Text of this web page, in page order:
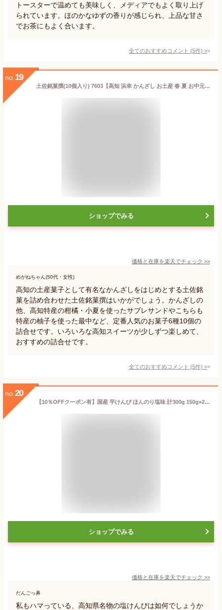
トースターで温めても美味しく、メディアでもよく取り上げ
られています。ほのかなゆずの香りが感じられ、上品な甘さ
でお茶にもよく合います。
全てのおすすめコメント (5件) >
no. 19
土佐銘菓撰(10個入り) 7603【高知 浜幸 かんざし お土産 春 夏 お中元 引越 退職 転勤 ご挨拶 贈答 ギフト 内祝 ギフト 菓子 のし 個包装】
ショップでみる
価格と在庫を楽天でチェック >>
めがねちゃん(50代・女性)
高知の土産菓子として有名なかんざしをはじめとする土佐銘
菓を詰め合わせた土佐銘菓撰はいかがでしょう。かんざしの
他、高知特産の柑橘・小夏を使ったサブレサンドやこちらも
特産の柚子を使った最中など、定番人気のお菓子6種10個の
詰合せです。いろいろな高知スイーツが少しずつ楽しめて、
おすすめの詰合せです。
全てのおすすめコメント (5件) >
no. 20
【10％OFFクーポン有】国産 芋けんぴ ほんのり塩味 計300g 150g×2袋 塩けんぴ いもけんぴ さつまいも 深海の華塩使用 海洋深層水仕込み さつま芋 サツマイモ お菓子 芋菓子 塩ケンピ おやつ 高知 特産 お土産 南国製菓 お徳用 家庭用 業務用 送料無料
ショップでみる
価格と在庫を楽天でチェック >>
だんごっ鼻
私もハマっている、高知県名物の塩けんぴは如何でしょうか